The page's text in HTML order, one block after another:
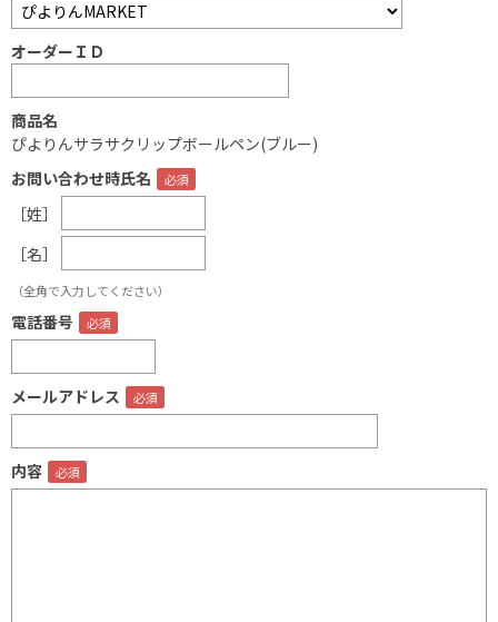
オーダーＩＤ
商品名
ぴよりんサラサクリップボールペン(ブルー)
お問い合わせ時氏名
［姓］
［名］
（全角で入力してください）
電話番号
メールアドレス
内容